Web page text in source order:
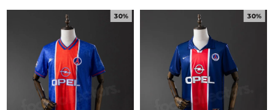
30% 30%